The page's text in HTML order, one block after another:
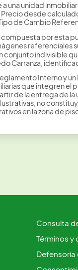
una unidad
desde
de Cambio
por esta
referenciales
conjunto indivisible
Carranza,
Interno y
que integren
de la entrega de
no
en la zona de
Consulta
Términos y
Defensoría